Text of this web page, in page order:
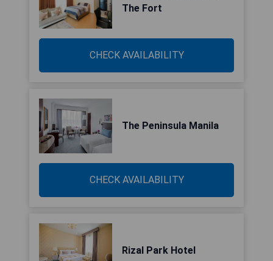
The Fort
CHECK AVAILABILITY
The Peninsula Manila
CHECK AVAILABILITY
Rizal Park Hotel